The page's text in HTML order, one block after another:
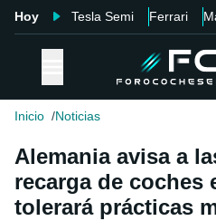
Hoy Tesla Semi Ferrari
Inicio Noticias
Alemania avisa a
recarga de coches
tolerará prácticas